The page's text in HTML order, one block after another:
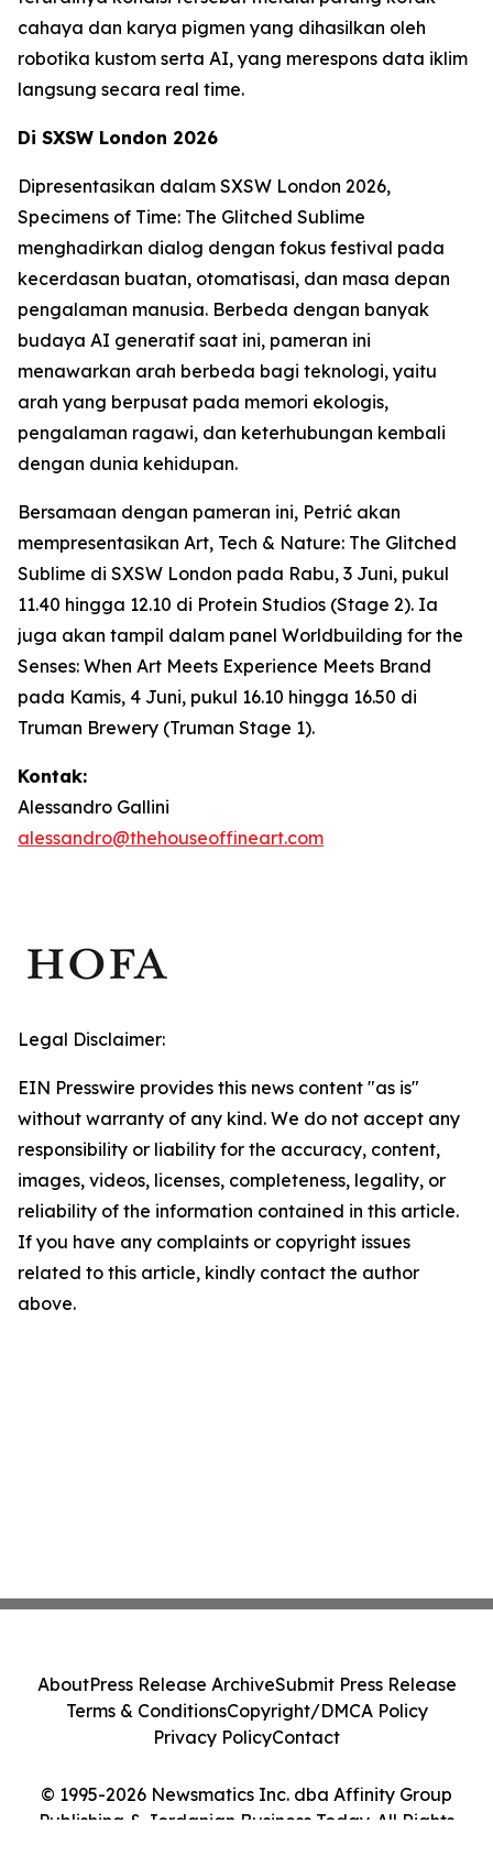
cahaya dan karya pigmen yang dihasilkan oleh
robotika kustom serta AI, yang merespons data iklim
langsung secara real time.
Di SXSW London 2026
Dipresentasikan dalam SXSW London 2026,
Specimens of Time: The Glitched Sublime
menghadirkan dialog dengan fokus festival pada
kecerdasan buatan, otomatisasi, dan masa depan
pengalaman manusia. Berbeda dengan banyak
budaya AI generatif saat ini, pameran ini
menawarkan arah berbeda bagi teknologi, yaitu
arah yang berpusat pada memori ekologis,
pengalaman ragawi, dan keterhubungan kembali
dengan dunia kehidupan.
Bersamaan dengan pameran ini, Petrić akan
mempresentasikan Art, Tech & Nature: The Glitched
Sublime di SXSW London pada Rabu, 3 Juni, pukul
11.40 hingga 12.10 di Protein Studios (Stage 2). Ia
juga akan tampil dalam panel Worldbuilding for the
Senses: When Art Meets Experience Meets Brand
pada Kamis, 4 Juni, pukul 16.10 hingga 16.50 di
Truman Brewery (Truman Stage 1).
Kontak:
Alessandro Gallini
alessandro@thehouseoffineart.com
Legal Disclaimer:
EIN Presswire provides this news content "as is"
without warranty of any kind. We do not accept any
responsibility or liability for the accuracy, content,
images, videos, licenses, completeness, legality, or
reliability of the information contained in this article.
If you have any complaints or copyright issues
related to this article, kindly contact the author
above.
© 1995-2026 Newsmatics Inc. dba Affinity Group
Publishing & Jordanian Business Today. All Rights
AboutPress Release ArchiveSubmit Press Release
Terms & ConditionsCopyright/DMCA Policy
Privacy PolicyContact